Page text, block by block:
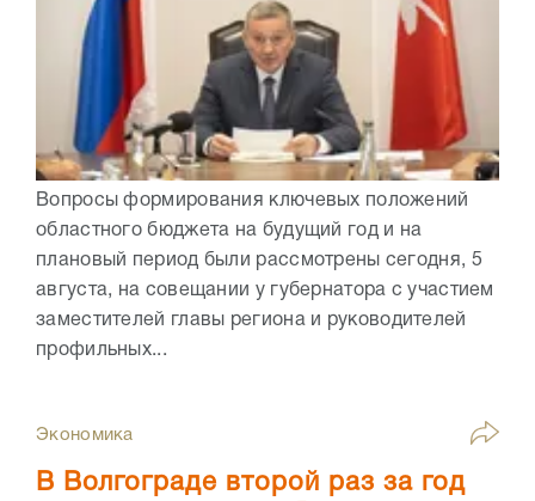
Вопросы формирования ключевых положений
областного бюджета на будущий год и на
плановый период были рассмотрены сегодня, 5
августа, на совещании у губернатора с участием
заместителей главы региона и руководителей
профильных...
Экономика
В Волгограде второй раз за год